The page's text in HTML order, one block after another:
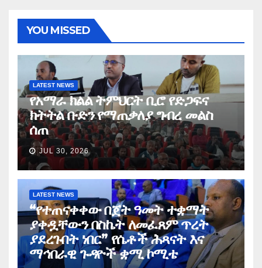
YOU MISSED
LATEST NEWS
የአማራ ክልል ትምህርት ቢሮ የድጋፍና
ክትትል ቡድን የማጠቃለያ ግብረ መልስ
ሰጠ
JUL 30, 2026
LATEST NEWS
“የተጠናቀቀው በጀት ዓመት ተቋማት
ያቀዷቸውን በስኬት ለመፈጸም ጥረት
ያደረጉበት ነበር” የሴቶች ሕጻናት እና
ማኅበራዊ ጉዳዮች ቋሚ ኮሚቴ